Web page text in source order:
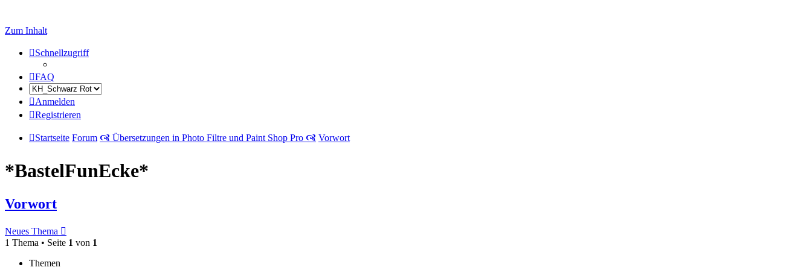
Zum Inhalt
Schnellzugriff
FAQ
Anmelden
Registrieren
Startseite Forum 🙧 Übersetzungen in Photo Filtre und Paint Shop Pro 🙧 Vorwort
*BastelFunEcke*
Vorwort
Neues Thema
1 Thema • Seite 1 von 1
Themen